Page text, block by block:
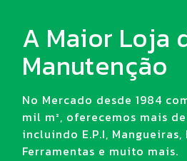
A Maior Loja
Manutenção
No Mercado desde 1984
mil m², oferecemos mais
incluindo E.P.I, Mangueiras,
Ferramentas e muito mais.